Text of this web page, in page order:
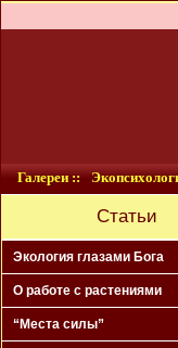
Галереи ::
Статьи
Экология глазами Бога
О работе с растениями
“Места силы”